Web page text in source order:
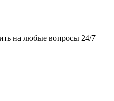
на любые вопросы 24/7